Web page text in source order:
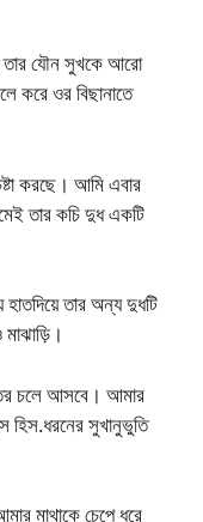
যৌন সুখকে আরো
করে ওর বিছানাতে
করছে। আমি এবার
তার কচি দুধ একটি
তার অন্য দুধটি
চলে আসবে। আমার
হিস.ধরনের সুখানুভুতি
মাথাকে চেপে ধরে